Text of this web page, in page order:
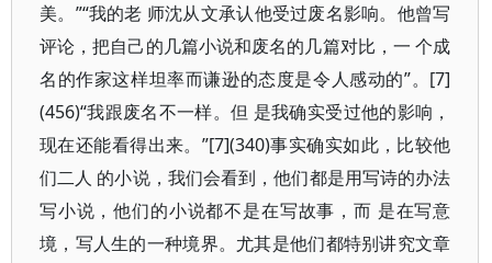
美。”“我的老 师沈从文承认他受过废名影响。他曾写
评论，把自己的几篇小说和废名的几篇对比，一 个成
名的作家这样坦率而谦逊的态度是令人感动的”。[7]
(456)“我跟废名不一样。但 是我确实受过他的影响，
现在还能看得出来。”[7](340)事实确实如此，比较他
们二人 的小说，我们会看到，他们都是用写诗的办法
写小说，他们的小说都不是在写故事，而 是在写意
境，写人生的一种境界。尤其是他们都特别讲究文章